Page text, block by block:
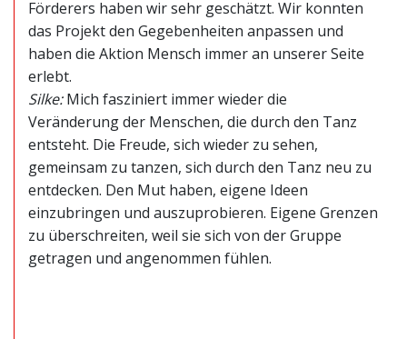
Förderers haben wir sehr geschätzt. Wir konnten
das Projekt den Gegebenheiten anpassen und
haben die Aktion Mensch immer an unserer Seite
erlebt.
Silke:Mich fasziniert immer wieder die
Veränderung der Menschen, die durch den Tanz
entsteht. Die Freude, sich wieder zu sehen,
gemeinsam zu tanzen, sich durch den Tanz neu zu
entdecken. Den Mut haben, eigene Ideen
einzubringen und auszuprobieren. Eigene Grenzen
zu überschreiten, weil sie sich von der Gruppe
getragen und angenommen fühlen.